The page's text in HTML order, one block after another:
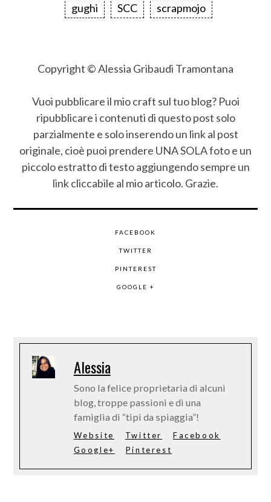
gughi SCC scrapmojo
Copyright © Alessia Gribaudi Tramontana
Vuoi pubblicare il mio craft sul tuo blog? Puoi
ripubblicare i contenuti di questo post solo
parzialmente e solo inserendo un link al post
originale, cioè puoi prendere UNA SOLA foto e un
piccolo estratto di testo aggiungendo sempre un
link cliccabile al mio articolo. Grazie.
FACEBOOK
TWITTER
PINTEREST
GOOGLE +
Alessia
Sono la felice proprietaria di alcuni
blog, troppe passioni e di una
famiglia di “tipi da spiaggia”!
Website Twitter
Facebook
Google+
Pinterest